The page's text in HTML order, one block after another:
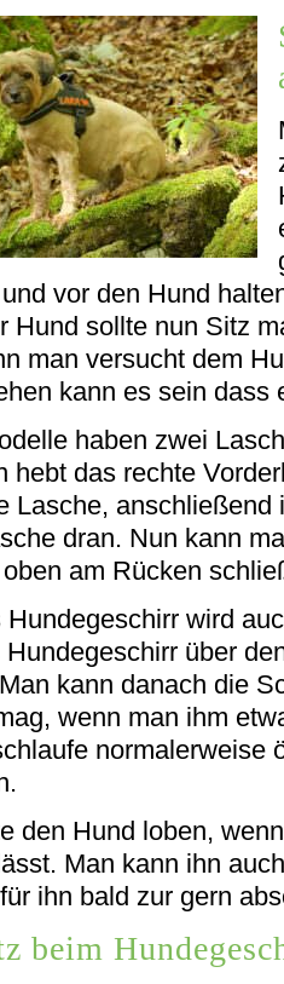
vor den Hund
Hund sollte nun Sitz
man versucht dem
kann es sein dass
haben zwei
hebt das rechte
Lasche,
dran. Nun kann
am Rücken
Hundegeschirr wird
Hundegeschirr über
kann danach die
wenn man ihm
normalerweise
den Hund loben,
Man kann ihn
ihn bald zur gern
beim